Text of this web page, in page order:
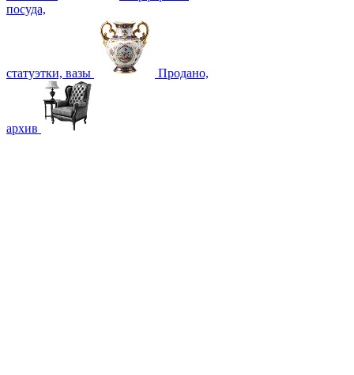
посуда,
статуэтки, вазы Продано,
архив